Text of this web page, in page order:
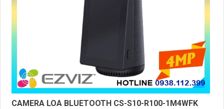
CAMERA LOA BLUETOOTH CS-S10-R100-1M4WFK